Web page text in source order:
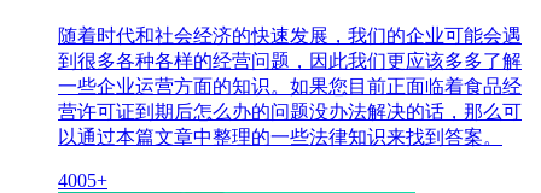
随着时代和社会经济的快速发展，我们的企业可能会遇
到很多各种各样的经营问题，因此我们更应该多多了解
一些企业运营方面的知识。如果您目前正面临着食品经
营许可证到期后怎么办的问题没办法解决的话，那么可
以通过本篇文章中整理的一些法律知识来找到答案。
4005+